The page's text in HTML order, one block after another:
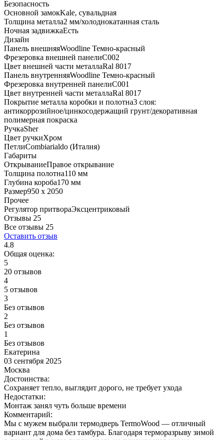
Безопасность
Основной замокKale, сувальдная
Толщина металла2 мм/холоднокатанная сталь
Ночная задвижкаЕсть
Дизайн
Панель внешняяWoodline Темно-красный
Фрезеровка внешней панелиC002
Цвет внешней части металлаRal 8017
Панель внутренняяWoodline Темно-красный
Фрезеровка внутренней панелиC001
Цвет внутренней части металлаRal 8017
Покрытие металла коробки и полотна3 слоя:
антикоррозийное/цинкосодержащий грунт/декоративная
полимерная покраска
РучкаSher
Цвет ручкиХром
ПетлиCombiarialdo (Италия)
Габариты
ОткрываниеПравое открывание
Толщина полотна110 мм
Глубина короба170 мм
Размер950 x 2050
Прочее
Регулятор притвораЭксцентриковый
Отзывы 25
Все отзывы 25
Оставить отзыв
4.8
Общая оценка:
5
20 отзывов
4
5 отзывов
3
Без отзывов
2
Без отзывов
1
Без отзывов
Екатерина
03 сентября 2025
Москва
Достоинства:
Сохраняет тепло, выглядит дорого, не требует ухода
Недостатки:
Монтаж занял чуть больше времени
Комментарий:
Мы с мужем выбрали термодверь TermoWood — отличный
вариант для дома без тамбура. Благодаря терморазрыву зимой